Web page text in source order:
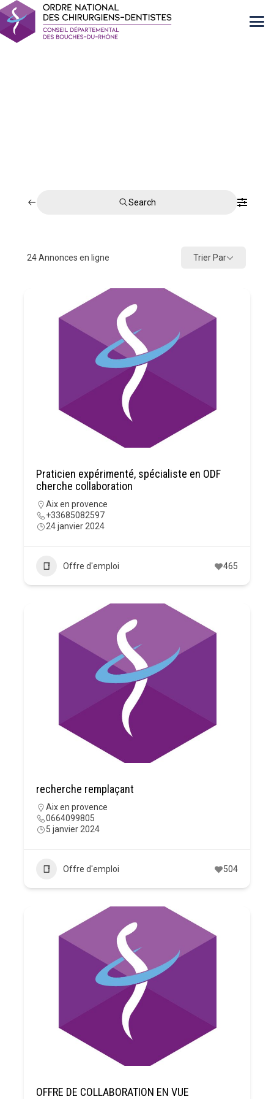
Search
24Annonces en ligne Trier Par
Praticien expérimenté, spécialiste en ODF
cherche collaboration
Aix en provence
+33685082597
24 janvier 2024
Offre d'emploi 465
recherche remplaçant
Aix en provence
0664099805
5 janvier 2024
Offre d'emploi 504
OFFRE DE COLLABORATION EN VUE